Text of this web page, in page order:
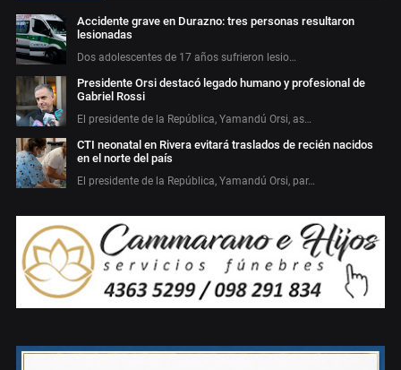
Accidente grave en Durazno: tres personas resultaron
lesionadas
Dos adolescentes de 17 años sufrieron lesio…
Presidente Orsi destacó legado humano y profesional de
Gabriel Rossi
El presidente de la República, Yamandú Orsi, as…
CTI neonatal en Rivera evitará traslados de recién nacidos
en el norte del país
El presidente de la República, Yamandú Orsi, par…